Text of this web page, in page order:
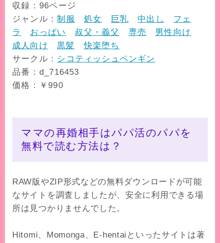
収録 : 96ページ
ジャンル :制服 処女 巨乳 中出し
フェ
ラ
おっぱい 叔父・義父 専売
男性向け
成人向け
黒髪
快楽堕ち
サークル : シコティッシュペンギン
品番 : d_716453
価格 : ￥990
ママの再婚相手はパパ活のパパを
無料で読む方法は？
RAW版やZIP形式などの無料ダウンロードが可能
なサイトを調査しましたが、安全に利用できる場
所は見つかりませんでした。
Hitomi、Momonga、E-hentai といったサイトは著